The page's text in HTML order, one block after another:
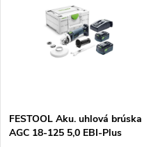
FESTOOL Aku. uhlová brúska
AGC 18-125 5,0 EBI-Plus